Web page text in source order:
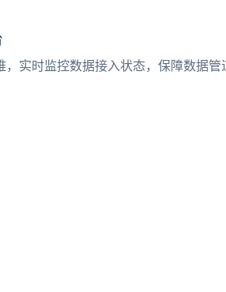
，实时监控数据接入状态，保障数据管